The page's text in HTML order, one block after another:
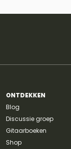
ONTDEKKEN
Blog
Discussie groep
Gitaarboeken
Shop